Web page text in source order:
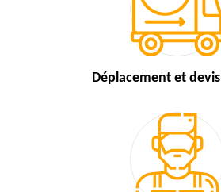
Déplacement et devis